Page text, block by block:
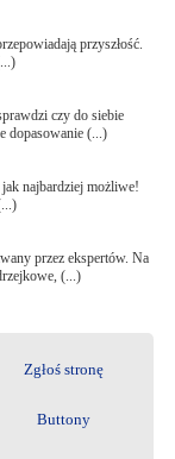
przyszłość.
czy do siebie
dopasowanie (...)
najbardziej możliwe!
przez ekspertów. Na
(...)
Zgłoś stronę
Buttony